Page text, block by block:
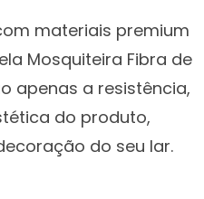
materiais premium
Mosquiteira Fibra de
apenas a resistência,
do produto,
do seu lar.